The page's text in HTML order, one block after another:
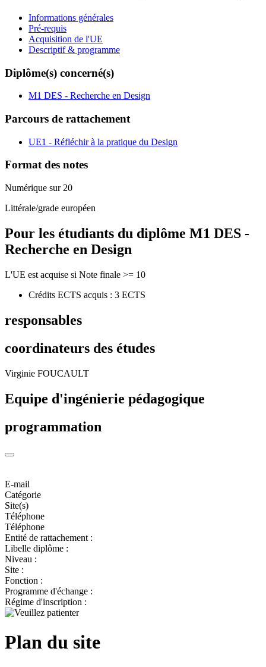
Informations générales
Pré-requis
Acquisition de l'UE
Descriptif & programme
Diplôme(s) concerné(s)
M1 DES - Recherche en Design
Parcours de rattachement
UE1 - Réfléchir à la pratique du Design
Format des notes
Numérique sur 20
Littérale/grade européen
Pour les étudiants du diplôme M1 DES -
Recherche en Design
L'UE est acquise si Note finale >= 10
Crédits ECTS acquis : 3 ECTS
responsables
coordinateurs des études
Virginie FOUCAULT
Equipe d'ingénierie pédagogique
programmation
E-mail
Catégorie
Site(s)
Téléphone
Téléphone
Entité de rattachement :
Libelle diplôme :
Niveau :
Site :
Fonction :
Programme d'échange :
Régime d'inscription :
Plan du site